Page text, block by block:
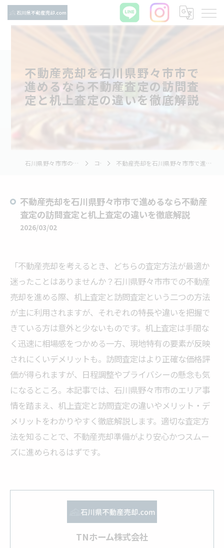
不動産売却を石川県野々市市で
進めるなら不動産査定の訪問査
定と机上査定の違いを徹底解説
石川県野々市市の不動産売却ならTNホーム株式会社 コラム 不動産売却を石川県野々市市で進めるなら不動産査定の訪問査定と机上査定の違いを徹底解説
不動産売却を石川県野々市市で進めるなら不動産
査定の訪問査定と机上査定の違いを徹底解説
2026/03/02
「不動産売却を考えるとき、どちらの査定方法が最適か
迷ったことはありませんか？石川県野々市市での不動産
売却を進める際、机上査定と訪問査定という二つの方法
が主に利用されますが、それぞれの特長や違いを把握で
きている方は意外と少ないものです。机上査定は手間な
く迅速に相場感をつかめる一方、現地特有の要素が反映
されにくいデメリットも。訪問査定はより正確な価格評
価が得られますが、日程調整やプライバシーの懸念も気
になるところ。本記事では、石川県野々市市のエリア事
情を踏まえ、机上査定と訪問査定の違いやメリット・デ
メリットをわかりやすく徹底解説します。適切な査定方
法を知ることで、不動産売却準備がより安心かつスムー
ズに進められるはずです。
TNホーム株式会社